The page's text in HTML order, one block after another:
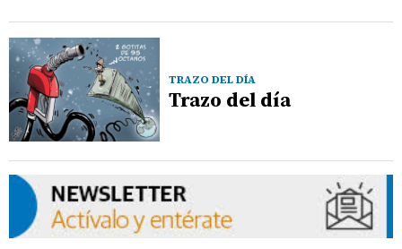
TRAZO DEL DÍA
Trazo del día